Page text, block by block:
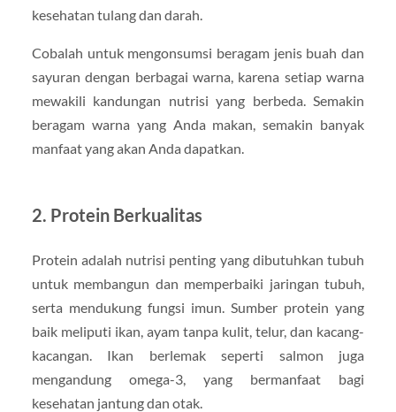
kesehatan tulang dan darah.
Cobalah untuk mengonsumsi beragam jenis buah dan
sayuran dengan berbagai warna, karena setiap warna
mewakili kandungan nutrisi yang berbeda. Semakin
beragam warna yang Anda makan, semakin banyak
manfaat yang akan Anda dapatkan.
2. Protein Berkualitas
Protein adalah nutrisi penting yang dibutuhkan tubuh
untuk membangun dan memperbaiki jaringan tubuh,
serta mendukung fungsi imun. Sumber protein yang
baik meliputi ikan, ayam tanpa kulit, telur, dan kacang-
kacangan. Ikan berlemak seperti salmon juga
mengandung omega-3, yang bermanfaat bagi
kesehatan jantung dan otak.